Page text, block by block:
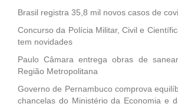
Brasil registra 35,8 mil novos casos de
Concurso da Polícia Militar, Civil e
tem novidades
Paulo Câmara entrega obras de
Região Metropolitana
Governo de Pernambuco comprova
chancelas do Ministério da Economia e